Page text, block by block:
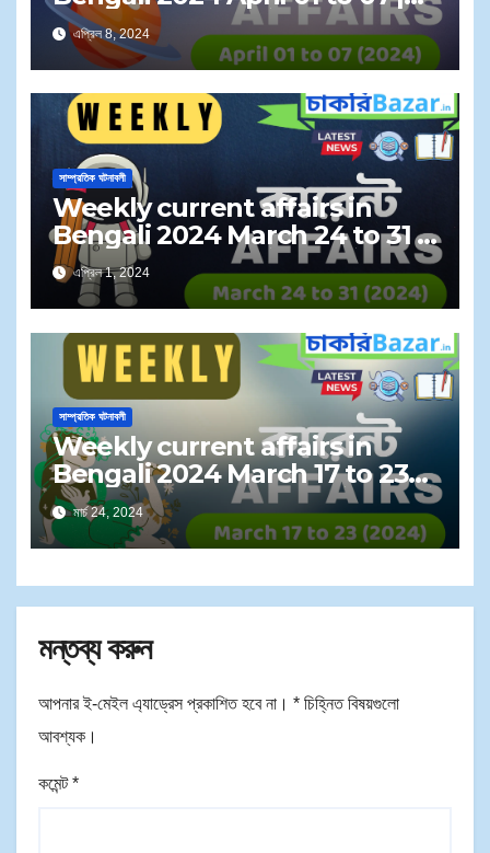
সাপ্তাহিক কারেন্ট অ্যাফেয়ার্স ২০২৪ এপ্রিল ০১
থেকে ০৭
এপ্রিল 8, 2024
সাম্প্রতিক ঘটনাবলী
Weekly current affairs in
Bengali 2024 March 24 to 31 |
সাপ্তাহিক কারেন্ট অ্যাফেয়ার্স ২০২৪ মার্চ ২৪ থেকে
৩১
এপ্রিল 1, 2024
সাম্প্রতিক ঘটনাবলী
Weekly current affairs in
Bengali 2024 March 17 to 23
PDF | সাপ্তাহিক কারেন্ট অ্যাফেয়ার্স ২০২৪ মার্চ
১৭ থেকে ২৩
মার্চ 24, 2024
মন্তব্য করুন
আপনার ই-মেইল এ্যাড্রেস প্রকাশিত হবে না। * চিহ্নিত বিষয়গুলো
আবশ্যক।
কমেন্ট*